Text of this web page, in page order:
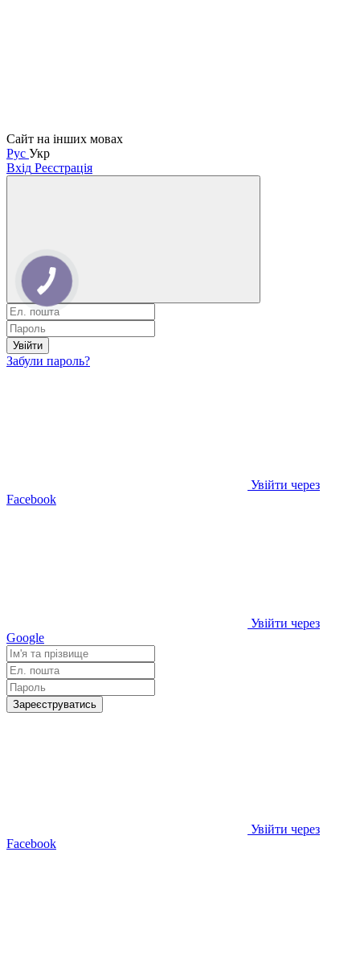
Сайт на інших мовах
Рус Укр
Вхід Реєстрація
Увійти
Забули пароль?
Увійти через
Facebook
Увійти через
Google
Зареєструватись
Увійти через
Facebook